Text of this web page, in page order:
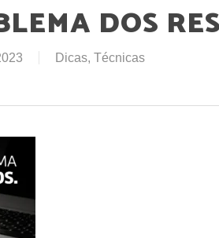
DOS
Dicas, Técnicas